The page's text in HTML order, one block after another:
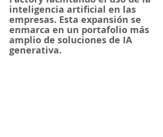
inteligencia artificial en las
empresas. Esta expansión se
enmarca en un portafolio más
amplio de soluciones de IA
generativa.